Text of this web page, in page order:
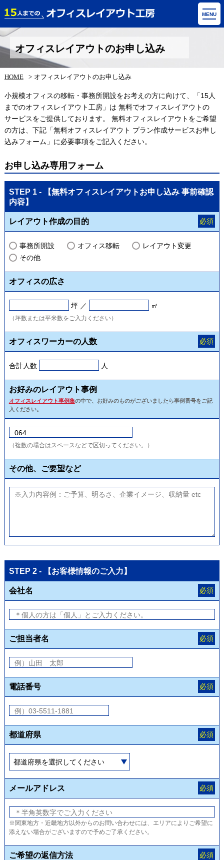
MENU
オフィスレイアウトのお申し込み
HOME オフィスレイアウトのお申し込み
小規模オフィスの移転・事務所開設をお考えの方に向けて、「15人
までのオフィスレイアウト工房」は 無料でオフィスレイアウトの
サービスをご提供しております。 無料オフィスレイアウトをご希望
の方は、下記「無料オフィスレイアウト プラン作成サービスお申し
込みフォーム」に必要事項をご記入ください。
お申し込み専用フォーム
STEP 1 - 【無料オフィスレイアウトお申し込み 事前確認
内容】
レイアウト作成の目的 必須
事務所開設 オフィス移転
レイアウト変更
その他
オフィスの広さ
坪 ／ ㎡
（坪数または平米数をご入力ください）
オフィスワーカーの人数 必須
合計人数 人
お好みのレイアウト事例
オフィスレイアウト事例集の中で、お好みのものがございましたら事例番号をご記
入ください。
（複数の場合はスペースなどで区切ってください。）
その他、ご要望など
STEP 2 - 【お客様情報のご入力】
会社名 必須
ご担当者名 必須
電話番号 必須
都道府県 必須
メールアドレス 必須
※関東地方・近畿地方以外からのお問い合わせには、エリアによりご希望に
添えない場合がございますので予めご了承ください。
ご希望の返信方法 必須